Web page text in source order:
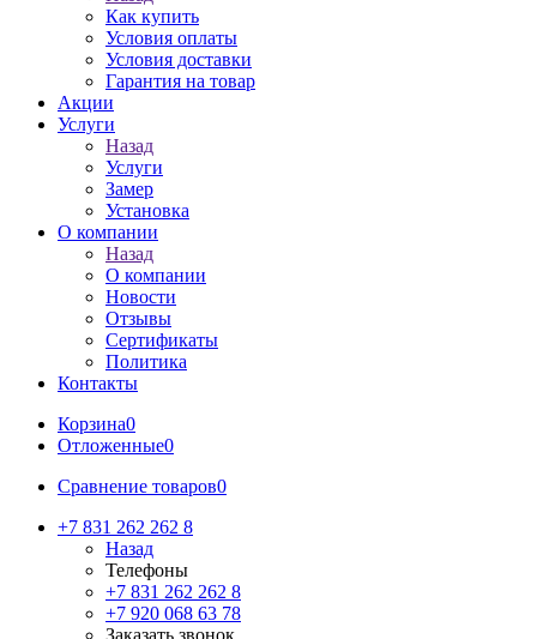
Как купить
Условия оплаты
Условия доставки
Гарантия на товар
Акции
Услуги
Назад
Услуги
Замер
Установка
О компании
Назад
О компании
Новости
Отзывы
Сертификаты
Политика
Контакты
Корзина0
Отложенные0
Сравнение товаров0
+7 831 262 262 8
Назад
Телефоны
+7 831 262 262 8
+7 920 068 63 78
Заказать звонок